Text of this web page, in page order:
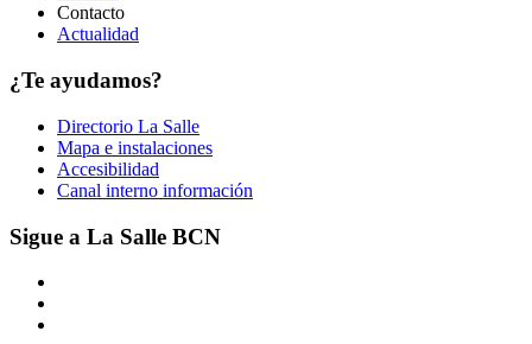
Contacto
Actualidad
¿Te ayudamos?
Directorio La Salle
Mapa e instalaciones
Accesibilidad
Canal interno información
Sigue a La Salle BCN